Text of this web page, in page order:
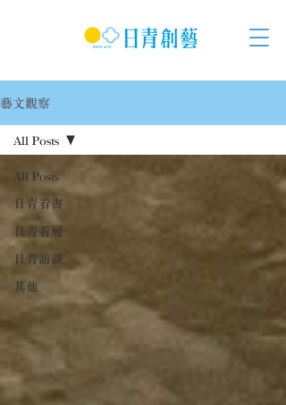
藝文觀察
All Posts
日青看書
日青看展
日青訪談
其他
All Posts